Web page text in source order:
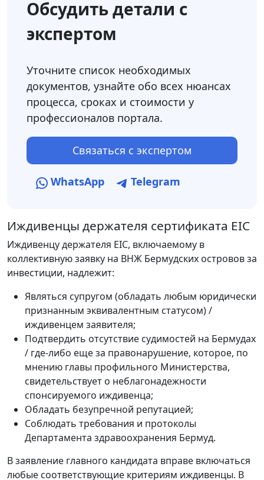
Обсудить детали с
экспертом
Уточните список необходимых
документов, узнайте обо всех нюансах
процесса, сроках и стоимости у
профессионалов портала.
Связаться с экспертом
WhatsApp Telegram
Иждивенцы держателя сертификата EIC
Иждивенцу держателя EIC, включаемому в
коллективную заявку на ВНЖ Бермудских островов за
инвестиции, надлежит:
Являться супругом (обладать любым юридически
признанным эквивалентным статусом) /
иждивенцем заявителя;
Подтвердить отсутствие судимостей на Бермудах
/ где-либо еще за правонарушение, которое, по
мнению главы профильного Министерства,
свидетельствует о неблагонадежности
спонсируемого иждивенца;
Обладать безупречной репутацией;
Соблюдать требования и протоколы
Департамента здравоохранения Бермуд.
В заявление главного кандидата вправе включаться
любые соответствующие критериям иждивенцы. В